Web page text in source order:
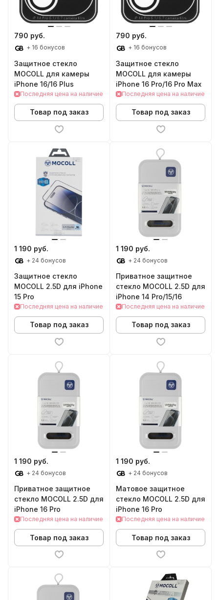
790 руб.
+ 16 бонусов
Защитное стекло
MOCOLL для камеры
iPhone 16/16 Plus
Последняя цена на наличие
Товар под заказ
790 руб.
+ 16 бонусов
Защитное стекло
MOCOLL для камеры
iPhone 16 Pro/16 Pro Max
Последняя цена на наличие
Товар под заказ
1 190 руб.
+ 24 бонусов
Защитное стекло
MOCOLL 2.5D для iPhone
15 Pro
Последняя цена на наличие
Товар под заказ
1 190 руб.
+ 24 бонусов
Приватное защитное
стекло MOCOLL 2.5D для
iPhone 14 Pro/15/16
Последняя цена на наличие
Товар под заказ
1 190 руб.
+ 24 бонусов
Приватное защитное
стекло MOCOLL 2.5D для
iPhone 16 Pro
Последняя цена на наличие
Товар под заказ
1 190 руб.
+ 24 бонусов
Матовое защитное
стекло MOCOLL 2.5D для
iPhone 16 Pro
Последняя цена на наличие
Товар под заказ